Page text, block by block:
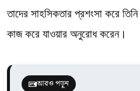
তাদের সাহসিকতার প্রশংসা করে
কাজ করে যাওয়ার অনুরোধ করেন।
আরও পড়ুন